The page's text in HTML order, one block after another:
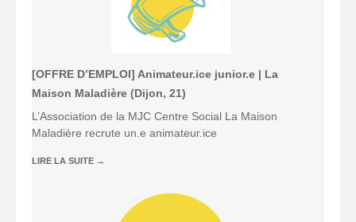
[OFFRE D’EMPLOI] Animateur.ice junior.e | La
Maison Maladière (Dijon, 21)
L’Association de la MJC Centre Social La Maison
Maladière recrute un.e animateur.ice
LIRE LA SUITE →